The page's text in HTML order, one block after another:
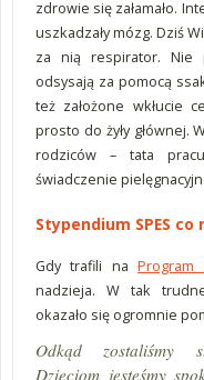
zdrowie się załamało.
uszkadzały mózg. Dziś
za nią respirator. Nie
odsysają za pomocą
też założone wkłucie
prosto do żyły głównej.
rodziców – tata
świadczenie
Stypendium SPES co
Gdy trafili naProgram
nadzieja. W tak
okazało się ogromnie
Odkąd zostaliśmy
Dzieciom jesteśmy